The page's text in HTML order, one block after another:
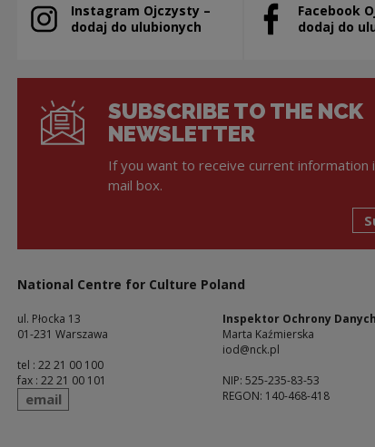
Instagram Ojczysty –
dodaj do ulubionych
Note, the link will open in a new window
Facebook
dodaj do
Note, the link will
SUBSCRIBE TO THE NCK
NEWSLETTER
If you want to receive current information
mail box.
National Centre for Culture Poland
ul. Płocka 13
01-231 Warszawa
tel : 22 21 00 100
fax : 22 21 00 101
send
email
Inspektor Ochrony Danych
Marta Kaźmierska
iod@nck.pl
NIP: 525-235-83-53
REGON: 140-468-418